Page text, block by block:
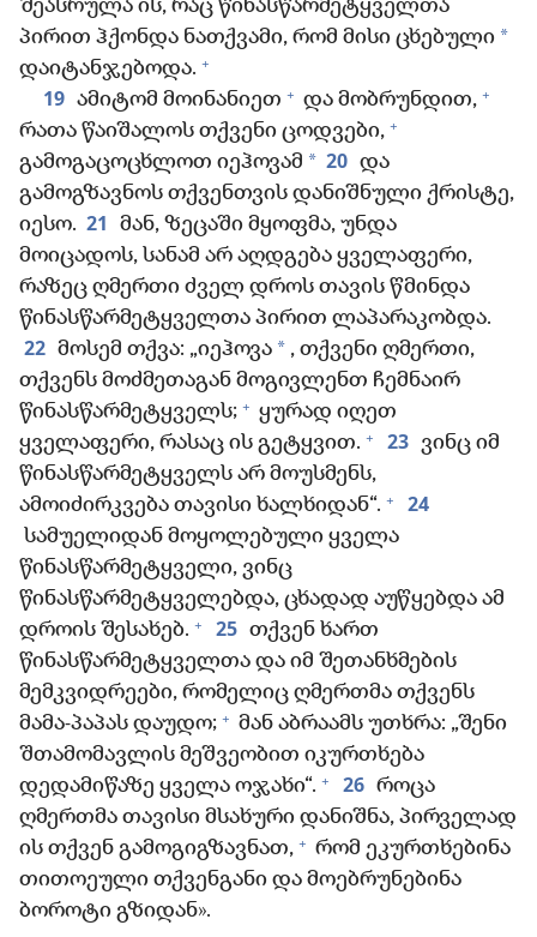
შეასრულა ის, რაც წინასწარმეტყველთა
პირით ჰქონდა ნათქვამი, რომ მისი ცხებული *
დაიტანჯებოდა. +
19 ამიტომ მოინანიეთ + და მობრუნდით, +
რათა წაიშალოს თქვენი ცოდვები, +
გამოგაცოცხლოთ იეჰოვამ * 20 და
გამოგზავნოს თქვენთვის დანიშნული ქრისტე,
იესო. 21
მან, ზეცაში მყოფმა, უნდა
მოიცადოს, სანამ არ აღდგება ყველაფერი,
რაზეც ღმერთი ძველ დროს თავის წმინდა
წინასწარმეტყველთა პირით ლაპარაკობდა.
22 მოსემ თქვა: „იეჰოვა * , თქვენი ღმერთი,
თქვენს მოძმეთაგან მოგივლენთ ჩემნაირ
წინასწარმეტყველს; + ყურად იღეთ
ყველაფერი, რასაც ის გეტყვით. + 23 ვინც იმ
წინასწარმეტყველს არ მოუსმენს,
ამოიძირკვება თავისი ხალხიდან“. + 24
სამუელიდან მოყოლებული ყველა
წინასწარმეტყველი, ვინც
წინასწარმეტყველებდა, ცხადად აუწყებდა ამ
დროის შესახებ. + 25 თქვენ ხართ
წინასწარმეტყველთა და იმ შეთანხმების
მემკვიდრეები, რომელიც ღმერთმა თქვენს
მამა-პაპას დაუდო; + მან აბრაამს უთხრა: „შენი
შთამომავლის მეშვეობით იკურთხება
დედამიწაზე ყველა ოჯახი“. + 26 როცა
ღმერთმა თავისი მსახური დანიშნა, პირველად
ის თქვენ გამოგიგზავნათ, + რომ ეკურთხებინა
თითოეული თქვენგანი და მოებრუნებინა
ბოროტი გზიდან».